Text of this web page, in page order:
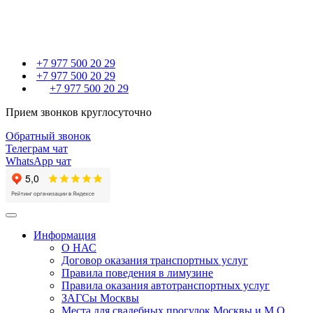
+7 977 500 20 29
+7 977 500 20 29
+7 977 500 20 29
Прием звонков круглосуточно
Обратный звонок
Телеграм чат
WhatsApp чат
Toggle
navigationИнформация
О НАС
Договор оказания транспортных услуг
Правила поведения в лимузине
Правила оказания автотранспортных услуг
ЗАГСы Москвы
Места для свадебных прогулок Москвы и М.О.